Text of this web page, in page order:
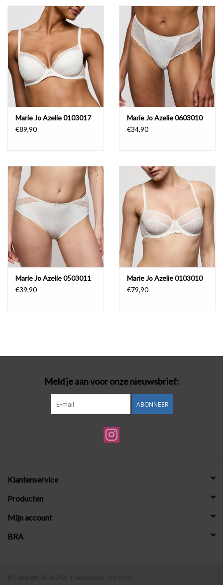
Marie Jo Azelie 0103017
€89,90
Marie Jo Azelie 0603010
€34,90
Marie Jo Azelie 0503011
€39,90
Marie Jo Azelie 0103010
€79,90
Meld je aan voor onze nieuwsbrief:
ABONNEER
Klantenservice
Producten
Mijn account
BRA
© Copyright 2026 BRA - Powered by